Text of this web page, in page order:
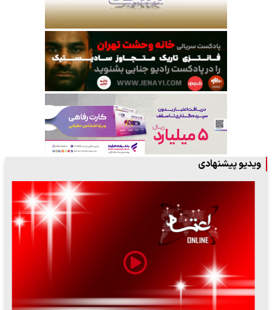
ویدیو پیشنهادی